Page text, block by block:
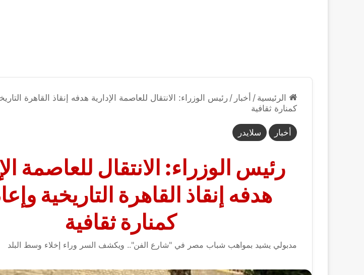
الرئيسية / أخبار / رئيس الوزراء: الانتقال للعاصمة الإدارية هدفه إنقاذ القاهرة
كمنارة ثقافية
أخبار سلايدر
رئيس الوزراء: الانتقال للعاصمة
هدفه إنقاذ القاهرة التاريخية
كمنارة ثقافية
مدبولي يشيد بمواهب شباب مصر في "شارع الفن".. ويكشف السر وراء إخلاء وسط البلد